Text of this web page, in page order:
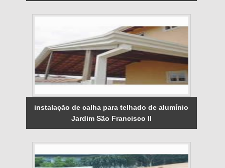
instalação de calha para telhado de alumínio
Jardim São Francisco II